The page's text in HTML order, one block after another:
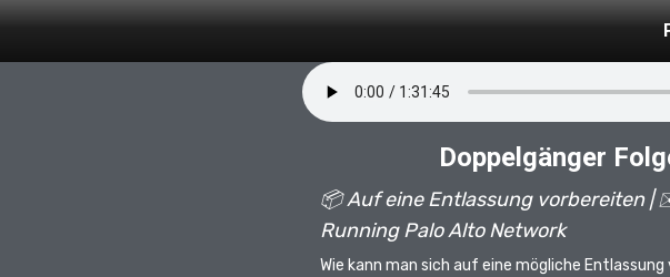
Doppelgänger
📦 Auf eine Entlassung vorbereiten |
Running Palo Alto Network
Wie kann man sich auf eine mögliche